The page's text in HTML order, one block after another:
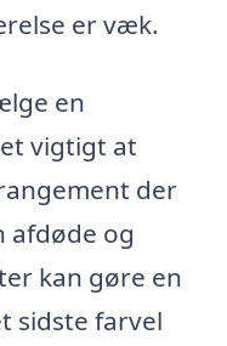
er væk.
en
vigtigt at
der
og
kan gøre en
sidste farvel